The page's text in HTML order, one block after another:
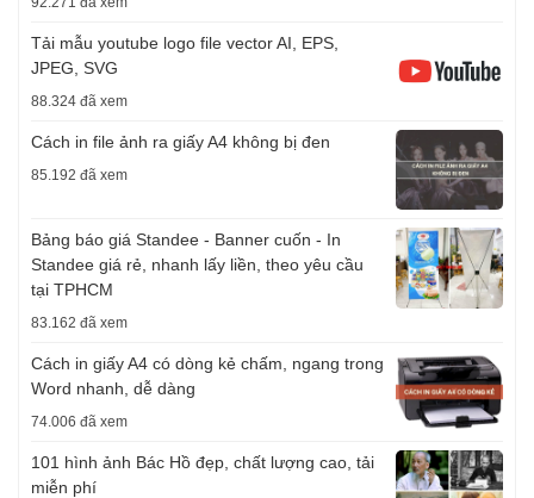
Tải mẫu youtube logo file vector AI, EPS,
JPEG, SVG
88.324 đã xem
Cách in file ảnh ra giấy A4 không bị đen
85.192 đã xem
Bảng báo giá Standee - Banner cuốn - In
Standee giá rẻ, nhanh lấy liền, theo yêu cầu
tại TPHCM
83.162 đã xem
Cách in giấy A4 có dòng kẻ chấm, ngang trong
Word nhanh, dễ dàng
74.006 đã xem
101 hình ảnh Bác Hồ đẹp, chất lượng cao, tải
miễn phí